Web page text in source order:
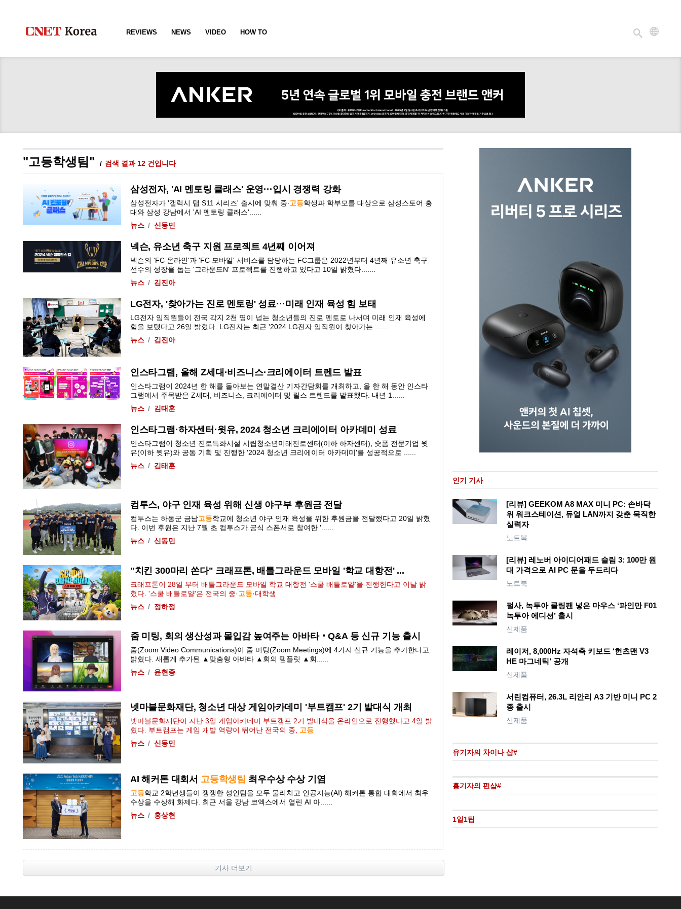
REVIEWS NEWS VIDEO HOW TO
"고등학생팀" 검색 결과 12 건입니다
삼성전자, 'AI 멘토링 클래스' 운영···입시 경쟁력 강화
삼성전자가 '갤럭시 탭 S11 시리즈' 출시에 맞춰 중∙고등학생과 학부모를 대상으로 삼성스토어 홍
대와 삼성 강남에서 'AI 멘토링 클래스'......
뉴스
신동민
넥슨, 유소년 축구 지원 프로젝트 4년째 이어져
넥슨의 'FC 온라인'과 'FC 모바일' 서비스를 담당하는 FC그룹은 2022년부터 4년째 유소년 축구
선수의 성장을 돕는 '그라운드N' 프로젝트를 진행하고 있다고 10일 밝혔다.......
뉴스
김진아
LG전자, '찾아가는 진로 멘토링' 성료···미래 인재 육성 힘 보태
LG전자 임직원들이 전국 각지 2천 명이 넘는 청소년들의 진로 멘토로 나서며 미래 인재 육성에
힘을 보탰다고 26일 밝혔다. LG전자는 최근 '2024 LG전자 임직원이 찾아가는 ......
뉴스
김진아
인스타그램, 올해 Z세대·비즈니스·크리에이터 트렌드 발표
인스타그램이 2024년 한 해를 돌아보는 연말결산 기자간담회를 개최하고, 올 한 해 동안 인스타
그램에서 주목받은 Z세대, 비즈니스, 크리에이터 및 릴스 트렌드를 발표했다. 내년 1......
뉴스
김태훈
인스타그램·하자센터·윗유, 2024 청소년 크리에이터 아카데미 성료
인스타그램이 청소년 진로특화시설 시립청소년미래진로센터(이하 하자센터), 숏폼 전문기업 윗
유(이하 윗유)와 공동 기획 및 진행한 '2024 청소년 크리에이터 아카데미'를 성공적으로 ......
뉴스
김태훈
컴투스, 야구 인재 육성 위해 신생 야구부 후원금 전달
컴투스는 하동군 금남고등학교에 청소년 야구 인재 육성을 위한 후원금을 전달했다고 20일 밝혔
다. 이번 후원은 지난 7월 초 컴투스가 공식 스폰서로 참여한 '......
뉴스
신동민
"치킨 300마리 쏜다" 크래프톤, 배틀그라운드 모바일 '학교 대항전' ...
크래프톤이 28일 부터 배틀그라운드 모바일 학교 대항전 '스쿨 배틀로얄'을 진행한다고 이날 밝
혔다. '스쿨 배틀로얄'은 전국의 중· 고등·대학생
뉴스
정하정
줌 미팅, 회의 생산성과 몰입감 높여주는 아바타‧Q&A 등 신규 기능 출시
줌(Zoom Video Communications)이 줌 미팅(Zoom Meetings)에 4가지 신규 기능을 추가한다고
밝혔다. 새롭게 추가된 ▲맞춤형 아바타 ▲회의 템플릿 ▲회......
뉴스
윤현종
넷마블문화재단, 청소년 대상 게임아카데미 '부트캠프' 2기 발대식 개최
넷마블문화재단이 지난 3일 게임아카데미 부트캠프 2기 발대식을 온라인으로 진행했다고 4일 밝
혔다. 부트캠프는 게임 개발 역량이 뛰어난 전국의 중,
고등
뉴스
신동민
AI 해커톤 대회서 고등학생팀 최우수상 수상 기염
고등학교 2학년생들이 쟁쟁한 성인팀을 모두 물리치고 인공지능(AI) 해커톤 통합 대회에서 최우
수상을 수상해 화제다. 최근 서울 강남 코엑스에서 열린 AI 아......
뉴스
홍상현
기사 더보기
인기 기사
[리뷰] GEEKOM A8 MAX 미니 PC: 손바닥
위 워크스테이션, 듀얼 LAN까지 갖춘 묵직한
실력자
노트북
[리뷰] 레노버 아이디어패드 슬림 3: 100만 원
대 가격으로 AI PC 문을 두드리다
노트북
펄사, 녹투아 쿨링팬 넣은 마우스 ‘파인만 F01
녹투아 에디션’ 출시
신제품
레이저, 8,000Hz 자석축 키보드 ‘헌츠맨 V3
HE 마그네틱’ 공개
신제품
서린컴퓨터, 26.3L 리안리 A3 기반 미니 PC 2
종 출시
신제품
유기자의 차이나 샵#
홍기자의 펀샵#
1일1팁